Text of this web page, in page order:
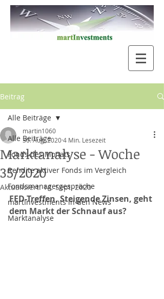
Beitrag
Alle Beiträge
Fonds des Monats
Rendite aktiver Fonds im Vergleich
Fondsmanagergespräche
martInvestments in den News
Marktanalyse
Alle Beiträge
Marktanalyse - Woche
35/2020
martin1060
30. Aug. 20204 Min. Lesezeit
Aktualisiert:14. Sept. 2020
FED-Treffen, Steigende Zinsen, geht
dem Markt der Schnauf aus?